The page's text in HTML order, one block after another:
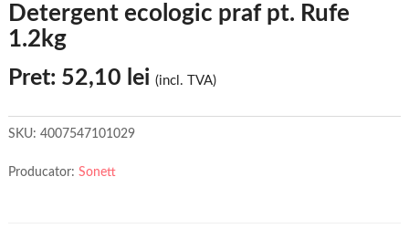
Detergent ecologic praf pt. Rufe
1.2kg
Pret: 52,10 lei (incl. TVA)
SKU: 4007547101029
Producator: Sonett